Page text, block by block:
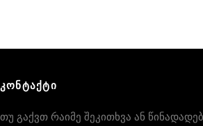
ᲙᲝᲜᲢᲐᲥᲢᲘ
თუ გაქვთ რაიმე შეკითხვა ან